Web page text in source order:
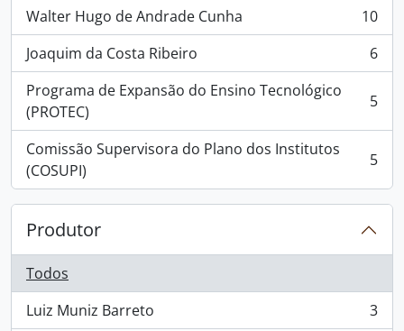
Walter Hugo de Andrade Cunha
, 10 resultados
10
Joaquim da Costa Ribeiro
, 6 resultados
6
Programa de Expansão do Ensino Tecnológico
(PROTEC)
, 5 resultados 5
Comissão Supervisora do Plano dos Institutos
(COSUPI)
, 5 resultados 5
Produtor
Todos
Luiz Muniz Barreto
, 3 resultados
3